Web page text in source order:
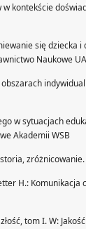
kontekście
się dziecka i
Naukowe
w sytuacjach
Akademii WSB
H.:
tom I. W: